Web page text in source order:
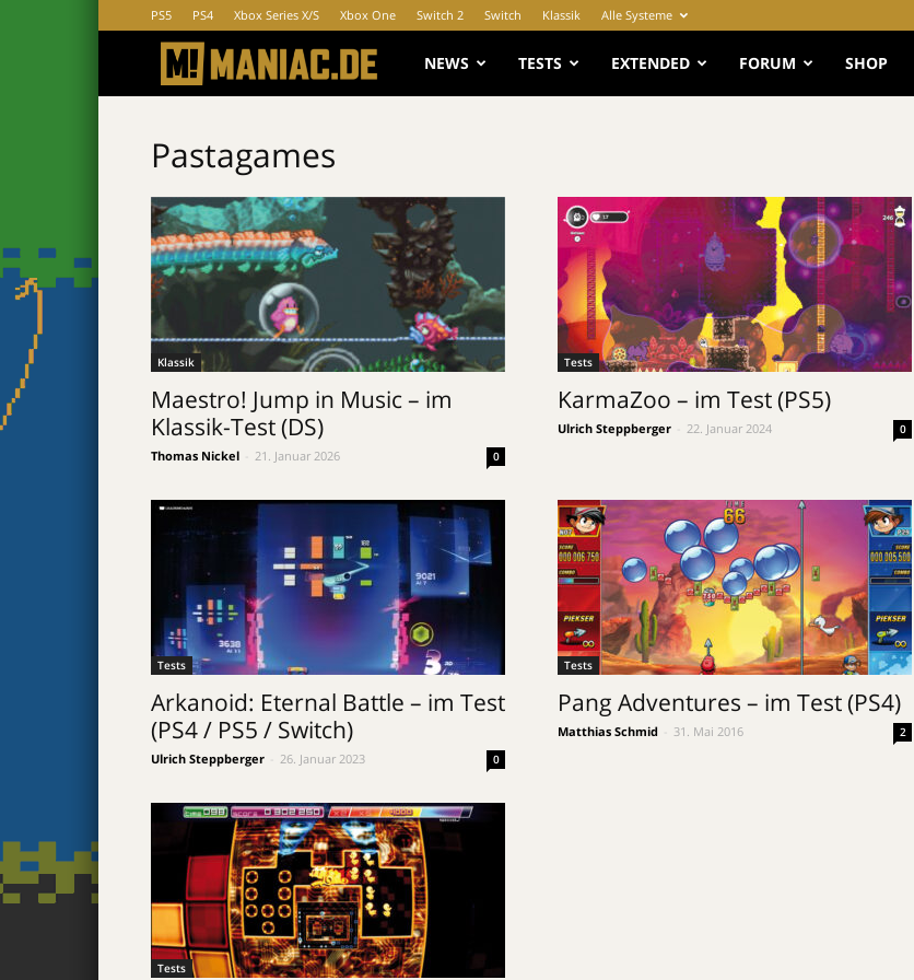
PS5 PS4 Xbox Series X/S Xbox One Switch 2 Switch Klassik Alle Systeme
MANIAC.de
NEWS TESTS EXTENDED FORUM SHOP
Pastagames
Klassik
Maestro! Jump in Music – im
Klassik-Test (DS)
Thomas Nickel 21. Januar 2026 0
Tests
KarmaZoo – im Test (PS5)
Ulrich Steppberger 22. Januar 2024 0
Tests
Arkanoid: Eternal Battle – im Test
(PS4 / PS5 / Switch)
Ulrich Steppberger 26. Januar 2023 0
Tests
Pang Adventures – im Test (PS4)
Matthias Schmid 31. Mai 2016 2
Tests